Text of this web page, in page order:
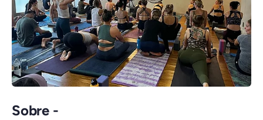
Sobre -